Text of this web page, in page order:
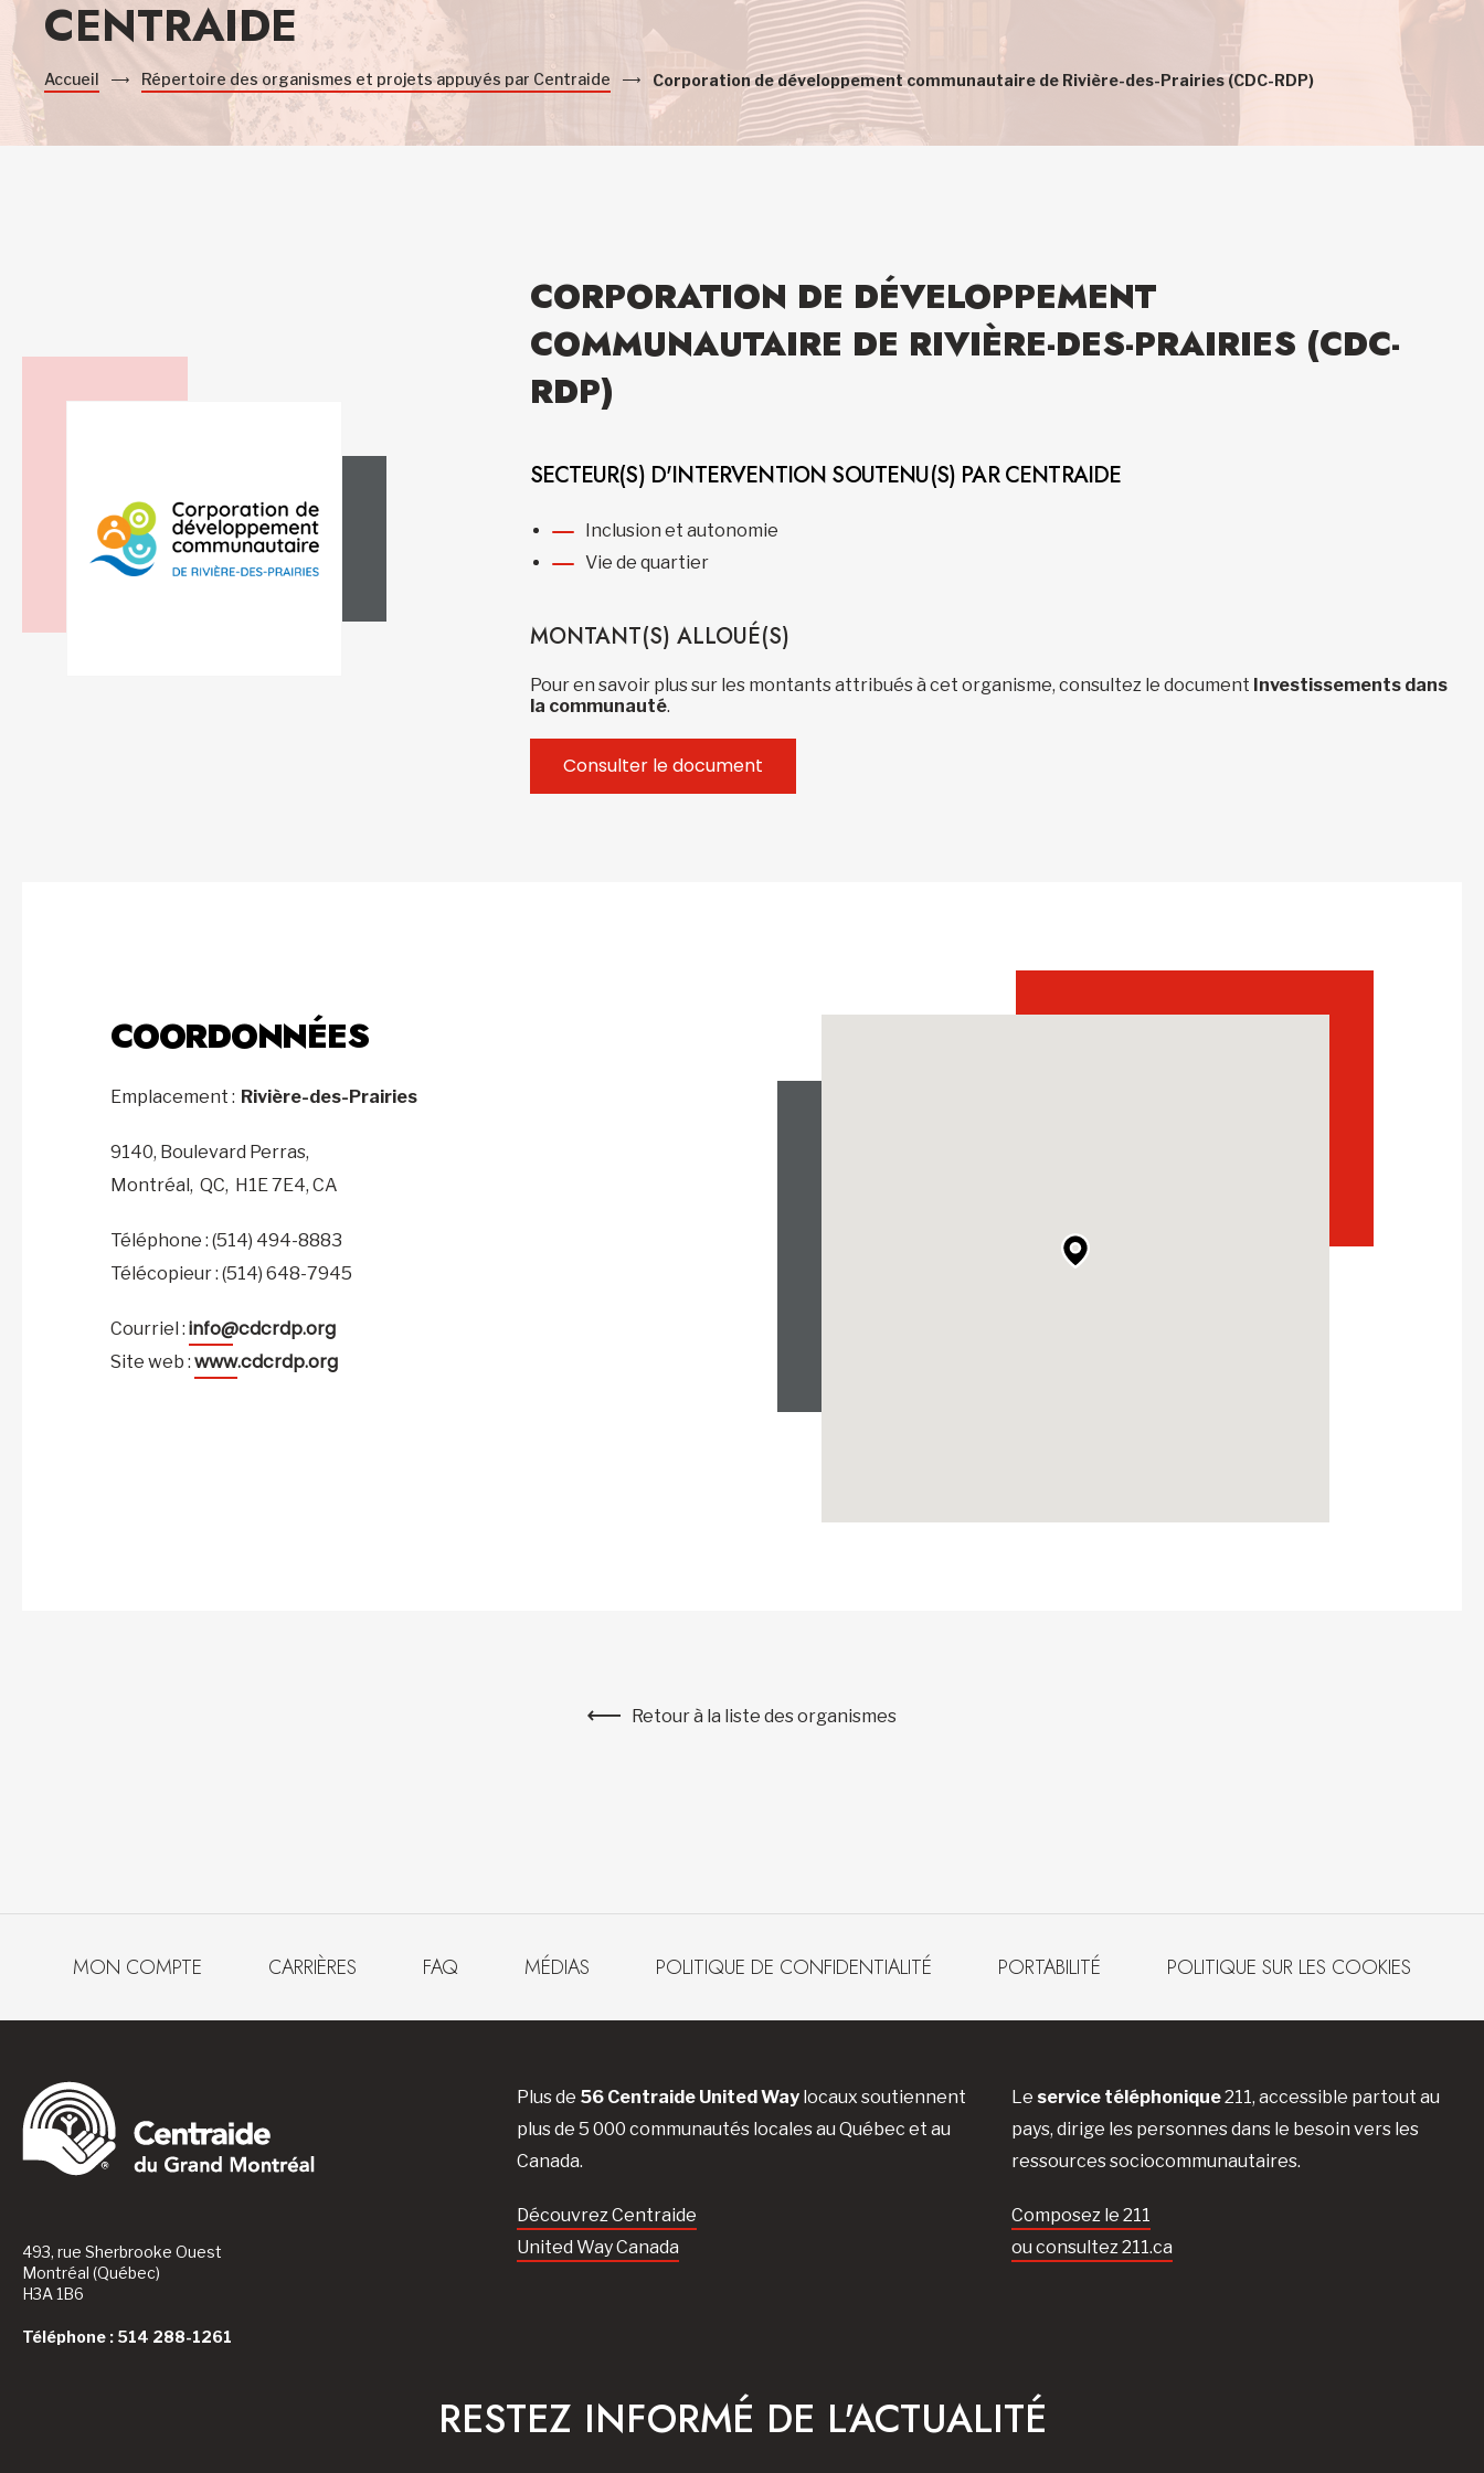
CENTRAIDE
Accueil Répertoire des organismes et projets appuyés par Centraide Corporation de développement communautaire de Rivière-des-Prairies (CDC-RDP)
CORPORATION DE DÉVELOPPEMENT
COMMUNAUTAIRE DE RIVIÈRE-DES-PRAIRIES (CDC-
RDP)
SECTEUR(S) D'INTERVENTION SOUTENU(S) PAR CENTRAIDE
Inclusion et autonomie
Vie de quartier
MONTANT(S) ALLOUÉ(S)
Pour en savoir plus sur les montants attribués à cet organisme, consultez le document Investissements dans
la communauté.
Consulter le document
COORDONNÉES
Emplacement : Rivière-des-Prairies
9140, Boulevard Perras,
Montréal, QC, H1E 7E4, CA
Téléphone : (514) 494-8883
Télécopieur : (514) 648-7945
Courriel : info@cdcrdp.org
Site web : www.cdcrdp.org
Retour à la liste des organismes
MON COMPTE CARRIÈRES FAQ MÉDIAS POLITIQUE DE CONFIDENTIALITÉ PORTABILITÉ POLITIQUE SUR LES COOKIES
493, rue Sherbrooke Ouest
Montréal (Québec)
H3A 1B6
Téléphone : 514 288-1261
Plus de 56 Centraide United Waylocaux soutiennent
plus de 5 000 communautés locales au Québec et au
Canada.
Découvrez Centraide
United Way Canada
Le service téléphonique211, accessible partout au
pays, dirige les personnes dans le besoin vers les
ressources sociocommunautaires.
Composez le 211
ou consultez 211.ca
RESTEZ INFORMÉ DE L'ACTUALITÉ